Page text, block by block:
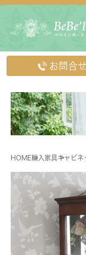
お問合せ
HOME輸入家具 キャビネ